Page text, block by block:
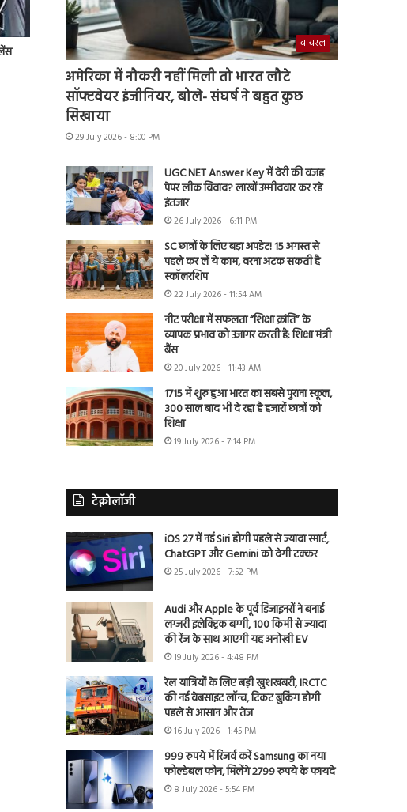
वायरल
अमेरिका में नौकरी नहीं मिली तो भारत लौटे
सॉफ्टवेयर इंजीनियर, बोले- संघर्ष ने बहुत कुछ
सिखाया
29 July 2026 - 8:00 PM
UGC NET Answer Key में देरी की वजह
पेपर लीक विवाद? लाखों उम्मीदवार कर रहे
इंतजार
26 July 2026 - 6:11 PM
SC छात्रों के लिए बड़ा अपडेट! 15 अगस्त से
पहले कर लें ये काम, वरना अटक सकती है
स्कॉलरशिप
22 July 2026 - 11:54 AM
नीट परीक्षा में सफलता “शिक्षा क्रांति” के
व्यापक प्रभाव को उजागर करती है: शिक्षा मंत्री
बैंस
20 July 2026 - 11:43 AM
1715 में शुरू हुआ भारत का सबसे पुराना स्कूल,
300 साल बाद भी दे रहा है हजारों छात्रों को
शिक्षा
19 July 2026 - 7:14 PM
टेक्नोलॉजी
iOS 27 में नई Siri होगी पहले से ज्यादा स्मार्ट,
ChatGPT और Gemini को देगी टक्कर
25 July 2026 - 7:52 PM
Audi और Apple के पूर्व डिजाइनरों ने बनाई
लग्जरी इलेक्ट्रिक बग्गी, 100 किमी से ज्यादा
की रेंज के साथ आएगी यह अनोखी EV
19 July 2026 - 4:48 PM
रेल यात्रियों के लिए बड़ी खुशखबरी, IRCTC
की नई वेबसाइट लॉन्च, टिकट बुकिंग होगी
पहले से आसान और तेज
16 July 2026 - 1:45 PM
999 रुपये में रिजर्व करें Samsung का नया
फोल्डेबल फोन, मिलेंगे 2799 रुपये के फायदे
8 July 2026 - 5:54 PM